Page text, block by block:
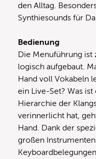
den Alltag.
Synthiesounds für
Bedienung
Die Menuführung
logisch aufgebaut.
Hand voll Vokabeln
ein Live-Set? Was
Hierarchie der
verinnerlicht hat,
Hand. Dank der
großen